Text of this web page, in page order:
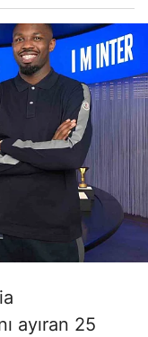
ayıran 25